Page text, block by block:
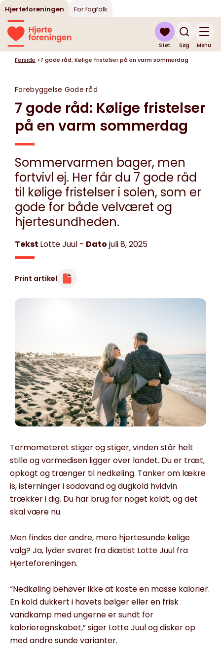
Hjerteforeningen For fagfolk
Søg
Støt Menu
Forside >7 gode råd: Kølige fristelser på en varm sommerdag
Forebyggelse Gode råd
7 gode råd: Kølige fristelser
på en varm sommerdag
Sommervarmen bager, men
fortvivl ej. Her får du 7 gode råd
til kølige fristelser i solen, som er
gode for både velværet og
hjertesundheden.
Tekst Lotte Juul - Dato juli 8, 2025
Print artikel
Termometeret stiger og stiger, vinden står helt
stille og varmedisen ligger over landet. Du er træt,
opkogt og trænger til nedkøling. Tanker om lækre
is, isterninger i sodavand og dugkold hvidvin
trækker i dig. Du har brug for noget koldt, og det
skal være nu.
Men findes der andre, mere hjertesunde kølige
valg? Ja, lyder svaret fra diætist Lotte Juul fra
Hjerteforeningen.
“Nedkøling behøver ikke at koste en masse kalorier.
En kold dukkert i havets bølger eller en frisk
vandkamp med ungerne er sundt for
kalorieregnskabet,” siger Lotte Juul og disker op
med andre sunde varianter.